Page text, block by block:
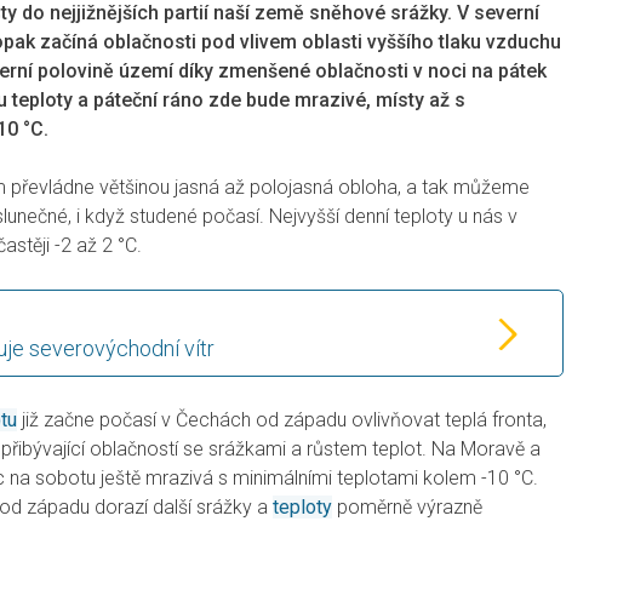
do nejjižnějších partií naší země sněhové srážky. V severní
začíná oblačnosti pod vlivem oblasti vyššího tlaku vzduchu
polovině území díky zmenšené oblačnosti v noci na pátek
teploty a páteční ráno zde bude mrazivé, místy až s
°C.
převládne většinou jasná až polojasná obloha, a tak můžeme
i když studené počasí. Nejvyšší denní teploty u nás v
-2 až 2 °C.
severovýchodní vítr
již začne počasí v Čechách od západu ovlivňovat teplá fronta,
oblačností se srážkami a růstem teplot. Na Moravě a
na sobotu ještě mrazivá s minimálními teplotami kolem -10 °C.
západu dorazí další srážky a teploty poměrně výrazně